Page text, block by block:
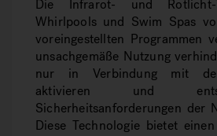
Die Infrarot- und Rotlicht-
Whirlpools und Swim Spas
voreingestellten Programmen
unsachgemäße Nutzung
nur in Verbindung mit der
aktivieren und
Sicherheitsanforderungen der
Diese Technologie bietet